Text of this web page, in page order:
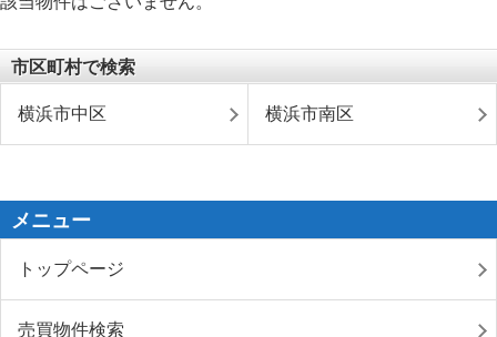
市区町村で検索
横浜市中区 横浜市南区
メニュー
トップページ
売買物件検索